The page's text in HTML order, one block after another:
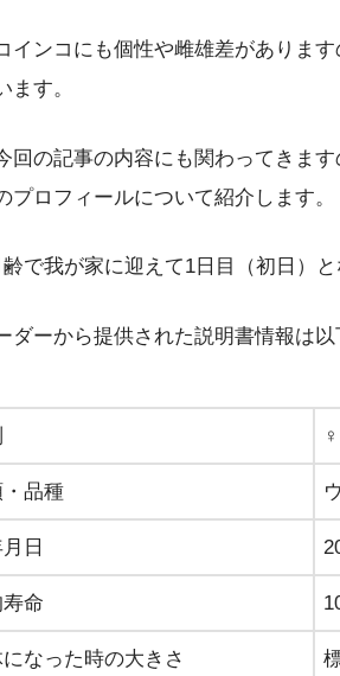
インコにも個性や雌雄差がありま
ます。
回の記事の内容にも関わってきま
プロフィールについて紹介します。
で我が家に迎えて1日目（初日）と
ダーから提供された説明書情報は以
♀
品種
日
命
なった時の大きさ